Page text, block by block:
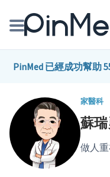
線上預約醫師、院所
醫師專欄專訪
健康主題館
PinMed 已經成功幫助
家醫科
蘇
做人